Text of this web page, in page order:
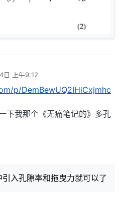
日 上午9:12
p/DemBewUQ2IHiCxjmhc
下我那个《无痛笔记的》多孔
入孔隙率和拖曳力就可以了